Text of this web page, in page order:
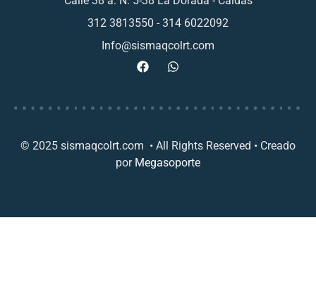
312 3813550 - 314 6022092
Info@sismaqcolrt.com
© 2025 sismaqcolrt.com • All Rights Reserved • Creado
por Megasoporte